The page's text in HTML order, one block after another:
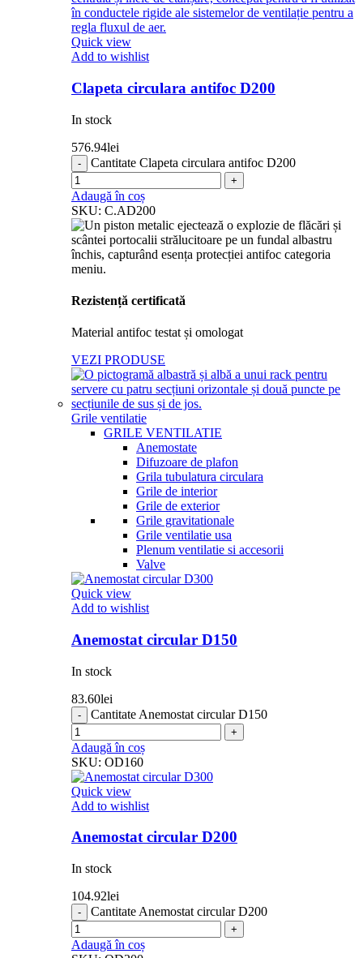
Quick view
Add to wishlist
Clapeta circulara antifoc D200
In stock
576.94lei
Cantitate Clapeta circulara antifoc D200
Adaugă în coș
SKU: C.AD200
Rezistență certificată
Material antifoc testat și omologat
VEZI PRODUSE
Grile ventilatie
GRILE VENTILATIE
Anemostate
Difuzoare de plafon
Grila tubulatura circulara
Grile de interior
Grile de exterior
Grile gravitationale
Grile ventilatie usa
Plenum ventilatie si accesorii
Valve
Quick view
Add to wishlist
Anemostat circular D150
In stock
83.60lei
Cantitate Anemostat circular D150
Adaugă în coș
SKU: OD160
Quick view
Add to wishlist
Anemostat circular D200
In stock
104.92lei
Cantitate Anemostat circular D200
Adaugă în coș